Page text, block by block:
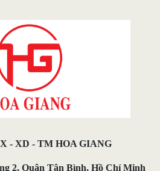
- XD - TM HOA GIANG
2, Quận Tân Bình, Hồ Chí Minh